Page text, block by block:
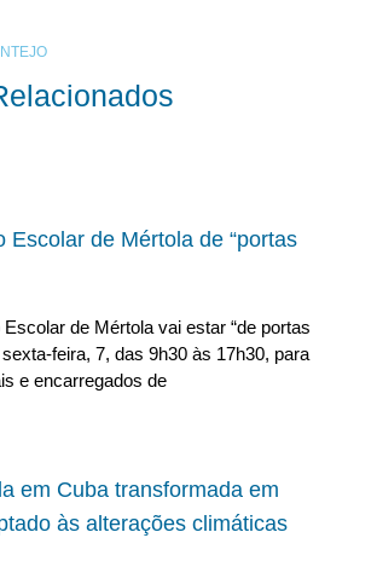
Escolar de Mértola de “portas
de Mértola vai estar “de portas
feira, 7, das 9h30 às 17h30, para
e encarregados de
em Cuba transformada em
às alterações climáticas